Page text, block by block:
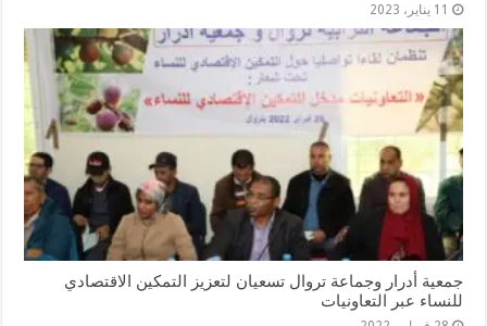
11 يناير، 2023
جمعية أدرار وجماعة تروال تسعيان لتعزيز التمكين الاقتصادي
للنساء عبر التعاونيات